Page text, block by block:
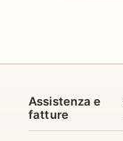
Assistenza e
fatture